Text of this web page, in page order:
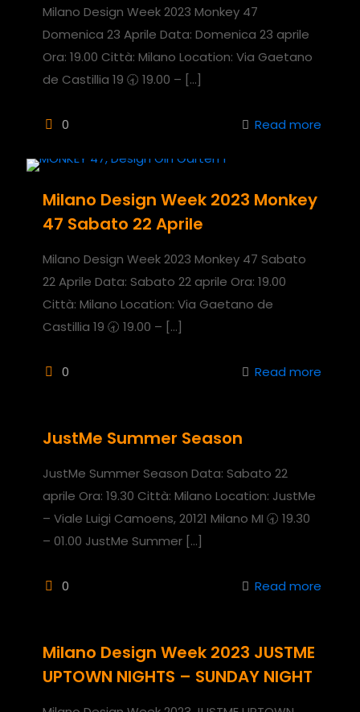
Milano Design Week 2023 Monkey 47
Domenica 23 Aprile Data: Domenica 23 aprile
Ora: 19.00 Città: Milano Location: Via Gaetano
de Castillia 19 🕣 19.00 – […]
0 Read more
Milano Design Week 2023 Monkey
47 Sabato 22 Aprile
Milano Design Week 2023 Monkey 47 Sabato
22 Aprile Data: Sabato 22 aprile Ora: 19.00
Città: Milano Location: Via Gaetano de
Castillia 19 🕣 19.00 – […]
0 Read more
JustMe Summer Season
JustMe Summer Season Data: Sabato 22
aprile Ora: 19.30 Città: Milano Location: JustMe
– Viale Luigi Camoens, 20121 Milano MI 🕣 19.30
– 01.00 JustMe Summer […]
0 Read more
Milano Design Week 2023 JUSTME
UPTOWN NIGHTS – SUNDAY NIGHT